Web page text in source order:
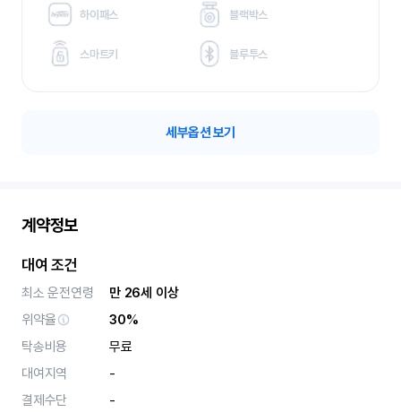
하이패스 블랙박스
스마트키 블루투스
세부옵션 보기
계약정보
대여 조건
최소 운전연령
만 26세 이상
위약율
30%
탁송비용
무료
대여지역
-
결제수단
-